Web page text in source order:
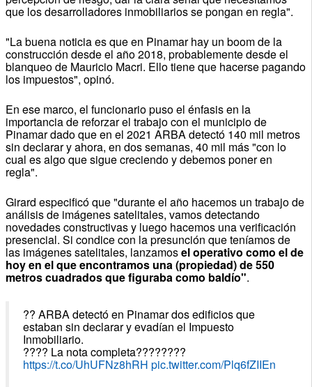
que los desarrolladores inmobiliarios se pongan en regla".
"La buena noticia es que en Pinamar hay un boom de la
construcción desde el año 2018, probablemente desde el
blanqueo de Mauricio Macri. Ello tiene que hacerse pagando
los impuestos", opinó.
En ese marco, el funcionario puso el énfasis en la
importancia de reforzar el trabajo con el municipio de
Pinamar dado que en el 2021 ARBA detectó 140 mil metros
sin declarar y ahora, en dos semanas, 40 mil más "con lo
cual es algo que sigue creciendo y debemos poner en
regla".
Girard especificó que "durante el año hacemos un trabajo de
análisis de imágenes satelitales, vamos detectando
novedades constructivas y luego hacemos una verificación
presencial. Si condice con la presunción que teníamos de
las imágenes satelitales, lanzamosel operativo como el de
hoy en el que encontramos una (propiedad) de 550
metros cuadrados que figuraba como baldío".
?? ARBA detectó en Pinamar dos edificios que
estaban sin declarar y evadían el Impuesto
Inmobiliario.
???? La nota completa????????
https://t.co/UhUFNz8hRH pic.twitter.com/Plq6fZIIEn